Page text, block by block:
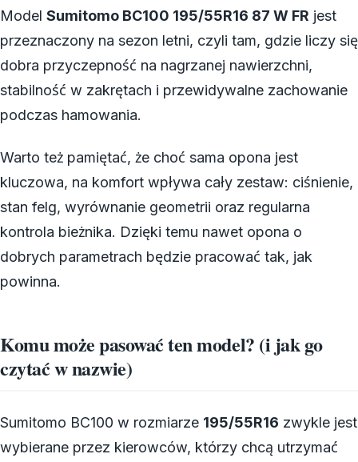
Model Sumitomo BC100 195/55R16 87 W FR jest
przeznaczony na sezon letni, czyli tam, gdzie liczy się
dobra przyczepność na nagrzanej nawierzchni,
stabilność w zakrętach i przewidywalne zachowanie
podczas hamowania.
Warto też pamiętać, że choć sama opona jest
kluczowa, na komfort wpływa cały zestaw: ciśnienie,
stan felg, wyrównanie geometrii oraz regularna
kontrola bieżnika. Dzięki temu nawet opona o
dobrych parametrach będzie pracować tak, jak
powinna.
Komu może pasować ten model? (i jak go
czytać w nazwie)
Sumitomo BC100 w rozmiarze 195/55R16 zwykle jest
wybierane przez kierowców, którzy chcą utrzymać